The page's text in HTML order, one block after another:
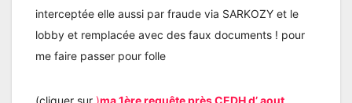
interceptée elle aussi par fraude via SARKOZY et le
lobby et remplacée avec des faux documents ! pour
me faire passer pour folle
(cliquer sur )ma 1ère requête près CEDH d’ aout